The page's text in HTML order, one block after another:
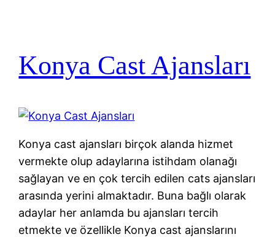
Konya Cast Ajansları
Konya cast ajansları birçok alanda hizmet
vermekte olup adaylarına istihdam olanağı
sağlayan ve en çok tercih edilen cats ajansları
arasında yerini almaktadır. Buna bağlı olarak
adaylar her anlamda bu ajansları tercih
etmekte ve özellikle Konya cast ajanslarını